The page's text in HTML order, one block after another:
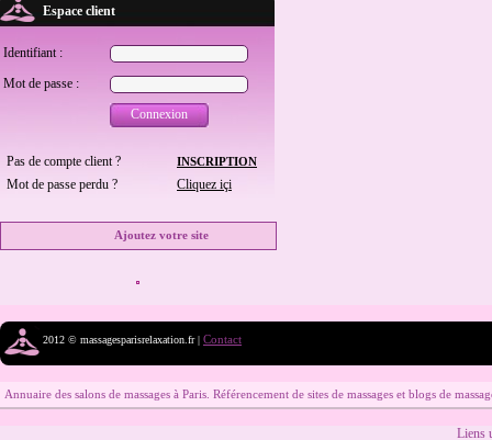
Espace client
Identifiant :
Mot de passe :
Connexion
Pas de compte client ? INSCRIPTION
Mot de passe perdu ? Cliquez içi
Ajoutez votre site
2012 © massagesparisrelaxation.fr | Contact
Annuaire des salons de massages à Paris. Référencement de sites de massages et blogs de
Liens